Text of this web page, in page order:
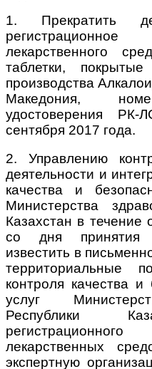
1. Прекратить
лекарственного
таблетки,
производства
Македония,
удостоверения
сентября 2017 года.
2. Управлению
деятельности и
качества и
Министерства
Казахстан в течение
со дня принятия
известить в
территориальные
контроля качества
услуг
Республики
лекарственных
экспертную